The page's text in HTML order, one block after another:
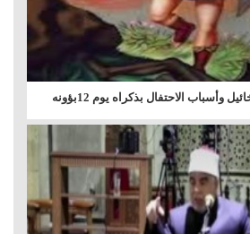
وأسباب الاحتفال بذكراه يوم 12بؤونه